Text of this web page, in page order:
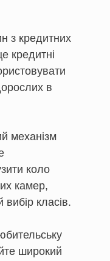
з кредитних
кредитні
в
механізм
коло
камер,
класів.
широкий